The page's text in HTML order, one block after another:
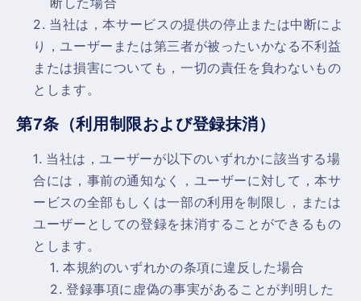
当社は，本サービスの提供の停止または中断によ
り，ユーザーまたは第三者が被ったいかなる不利益
または損害についても，一切の責任を負わないもの
とします。
第7条（利用制限および登録抹消）
当社は，ユーザーが以下のいずれかに該当する場
合には，事前の通知なく，ユーザーに対して，本サ
ービスの全部もしくは一部の利用を制限し，または
ユーザーとしての登録を抹消することができるもの
とします。
本規約のいずれかの条項に違反した場合
登録事項に虚偽の事実があることが判明した